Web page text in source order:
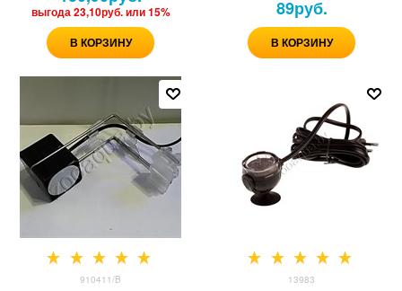
выгода23,10руб.или15%
В КОРЗИНУ
89руб.
В КОРЗИНУ
910411/B 13983